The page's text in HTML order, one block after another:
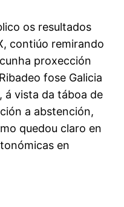
os resultados
contiúo remirando
proxección
fose Galicia
á vista da táboa de
a abstención,
quedou claro en
en